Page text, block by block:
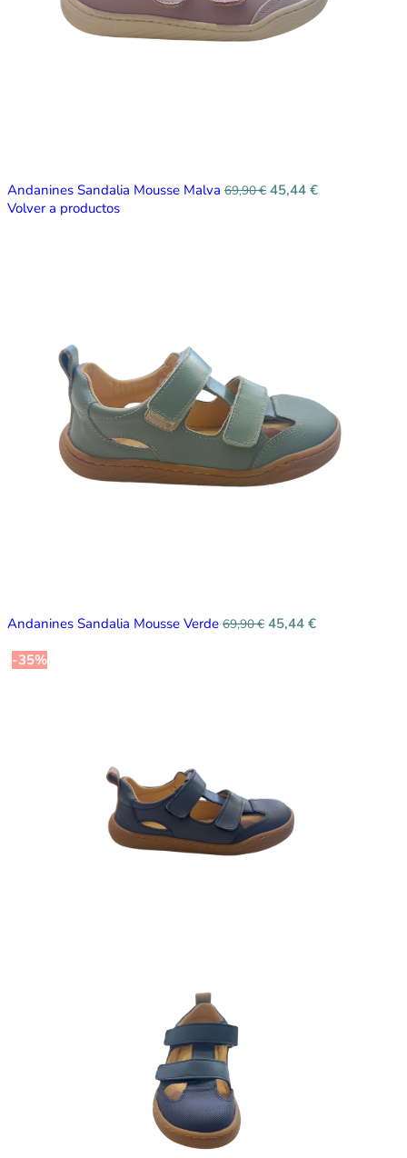
Andanines Sandalia Mousse Malva 69,90€ 45,44 €
Volver a productos
Andanines Sandalia Mousse Verde 69,90€ 45,44 €
-35%